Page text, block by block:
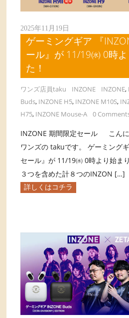
2025年11月19日
ゲーミングギア 『
ール』が 11/19㈬ 0時
た！
ワンズ店員taku INZONE INZONE,
Buds, INZONE H5, INZONE M10S,
H75, INZONE Mouse-A 0
INZONE 期間限定セール こん
ワンズの takuです。 ゲーミング
セール』が 11/19㈬ 0時より始ま
３つを含めた計８つのINZON […]
詳しくはコチラ